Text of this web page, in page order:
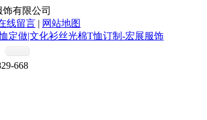
有限公司
线留言 | 网站地图
668